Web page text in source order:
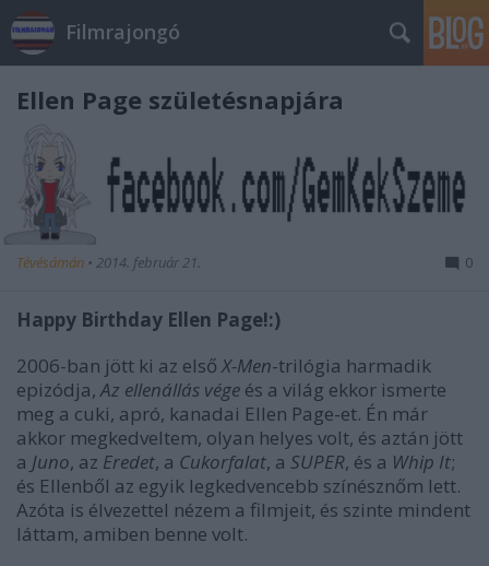
Filmrajongó
Ellen Page születésnapjára
Tévésámán • 2014. február 21. 0
Happy Birthday Ellen Page!:)
2006-ban jött ki az elsőX-Men-trilógia harmadik
epizódja,Az ellenállás vége és a világ ekkor ismerte
meg a cuki, apró, kanadai Ellen Page-et. Én már
akkor megkedveltem, olyan helyes volt, és aztán jött
a Juno, az Eredet, a Cukorfalat, a SUPER, és a Whip It;
és Ellenből az egyik legkedvencebb színésznőm lett.
Azóta is élvezettel nézem a filmjeit, és szinte mindent
láttam, amiben benne volt.